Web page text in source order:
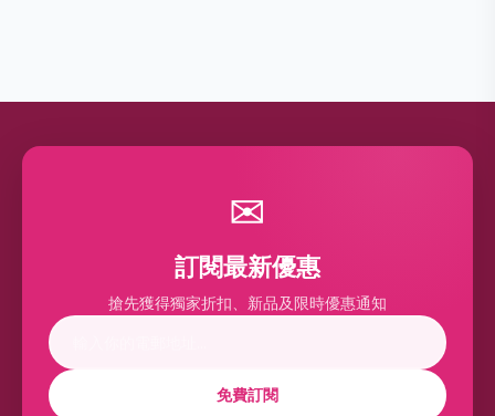
✉
訂閱最新優惠
搶先獲得獨家折扣、新品及限時優惠通知
免費訂閱